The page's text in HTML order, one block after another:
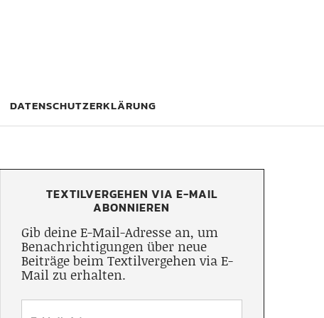
DATENSCHUTZERKLÄRUNG
TEXTILVERGEHEN VIA E-MAIL
ABONNIEREN
Gib deine E-Mail-Adresse an, um
Benachrichtigungen über neue
Beiträge beim Textilvergehen via E-
Mail zu erhalten.